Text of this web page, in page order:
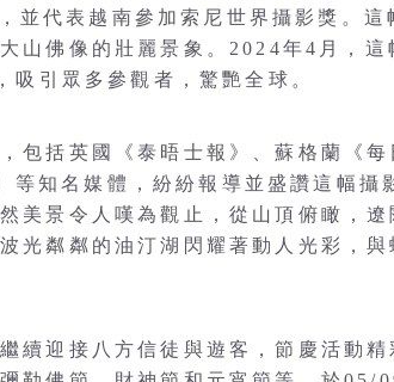
並代表越南參加索尼世界攝影獎。這
山佛像的壯麗景象。2024年4月，這
引眾多參觀者，驚艷全球。
包括英國《泰晤士報》、蘇格蘭《
等知名媒體，紛紛報導並盛讚這幅攝
美景令人嘆為觀止，從山頂俯瞰，遼
光粼粼的油汀湖閃耀著動人光彩，與
續迎接八方信徒與遊客，節慶活動